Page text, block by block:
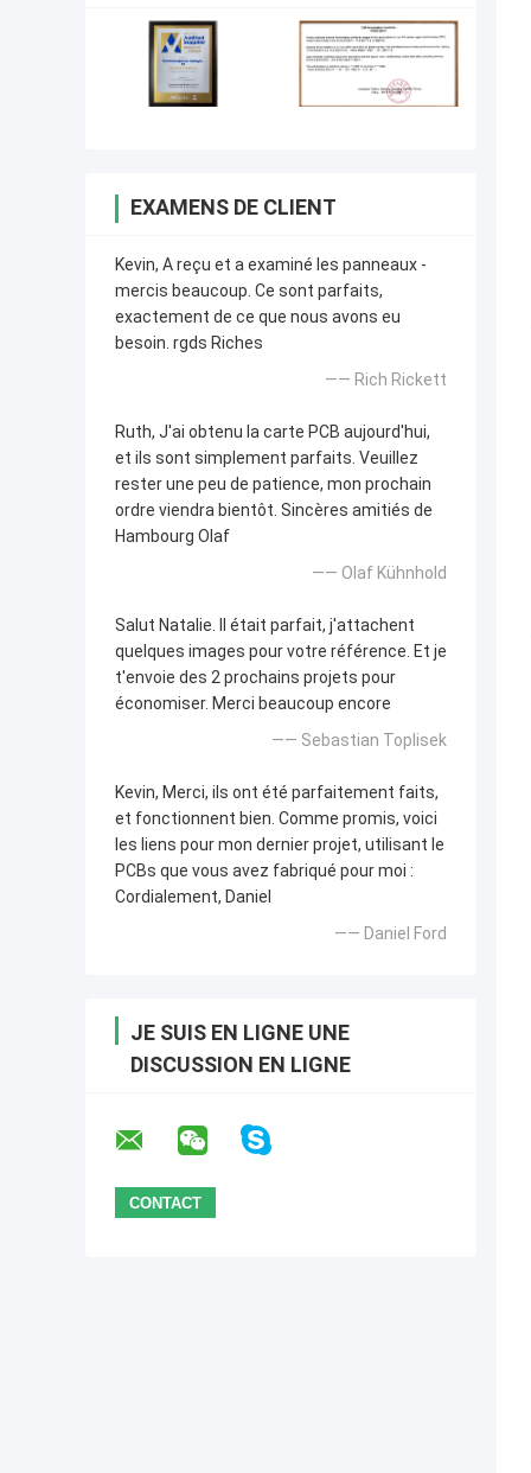
EXAMENS DE CLIENT
Kevin, A reçu et a examiné les panneaux -
mercis beaucoup. Ce sont parfaits,
exactement de ce que nous avons eu
besoin. rgds Riches
—— Rich Rickett
Ruth, J'ai obtenu la carte PCB aujourd'hui,
et ils sont simplement parfaits. Veuillez
rester une peu de patience, mon prochain
ordre viendra bientôt. Sincères amitiés de
Hambourg Olaf
—— Olaf Kühnhold
Salut Natalie. Il était parfait, j'attachent
quelques images pour votre référence. Et je
t'envoie des 2 prochains projets pour
économiser. Merci beaucoup encore
—— Sebastian Toplisek
Kevin, Merci, ils ont été parfaitement faits,
et fonctionnent bien. Comme promis, voici
les liens pour mon dernier projet, utilisant le
PCBs que vous avez fabriqué pour moi :
Cordialement, Daniel
—— Daniel Ford
JE SUIS EN LIGNE UNE
DISCUSSION EN LIGNE